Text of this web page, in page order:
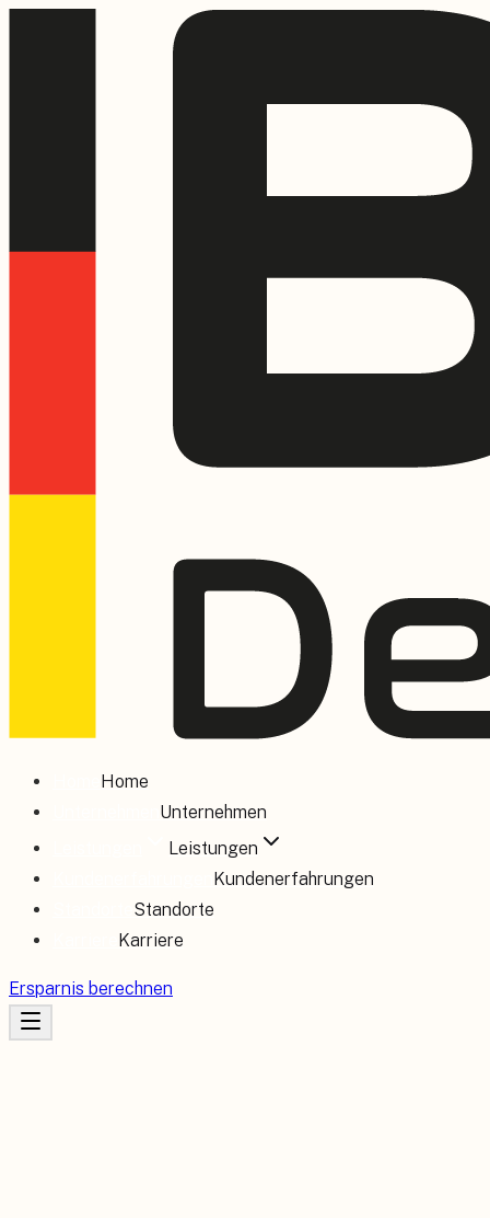
Home
Unternehmen
Leistungen
Kundenerfahrungen
Standorte
Karriere
Ersparnis berechnen